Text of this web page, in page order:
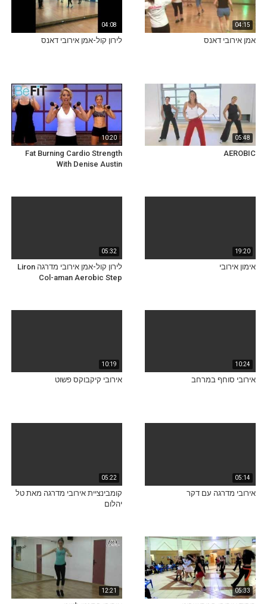
04:15
אמן אירובי דאנס
04:08
לירון קול-אמן אירובי דאנס
05:48
AEROBIC
10:20
Fat Burning Cardio Strength
With Denise Austin
19:20
אימון אירובי
05:32
לירון קול-אמן אירובי מדרגה Liron
Col-aman Aerobic Step
10:24
אירובי סוחף במרחב
10:19
אירובי קיקבוקס פשוט
05:14
אירובי מדרגה עם דקר
05:22
קומבינציית אירובי מדרגה מאת טל
יהלום
05:33
12:21